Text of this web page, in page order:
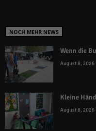
NOCH MEHR NEWS
Wenn die
August 8, 2026
Kleine
August 8, 2026